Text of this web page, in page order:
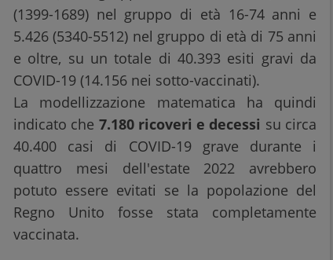
(1399-1689) nel gruppo di età 16-74 anni e
5.426 (5340-5512) nel gruppo di età di 75 anni
e oltre, su un totale di 40.393 esiti gravi da
COVID-19 (14.156 nei sotto-vaccinati).
La modellizzazione matematica ha quindi
indicato che 7.180 ricoveri e decessi su circa
40.400 casi di COVID-19 grave durante i
quattro mesi dell'estate 2022 avrebbero
potuto essere evitati se la popolazione del
Regno Unito fosse stata completamente
vaccinata.